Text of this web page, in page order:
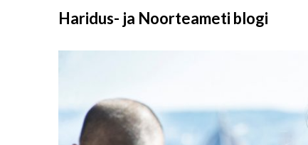
Haridus- ja Noorteameti blogi